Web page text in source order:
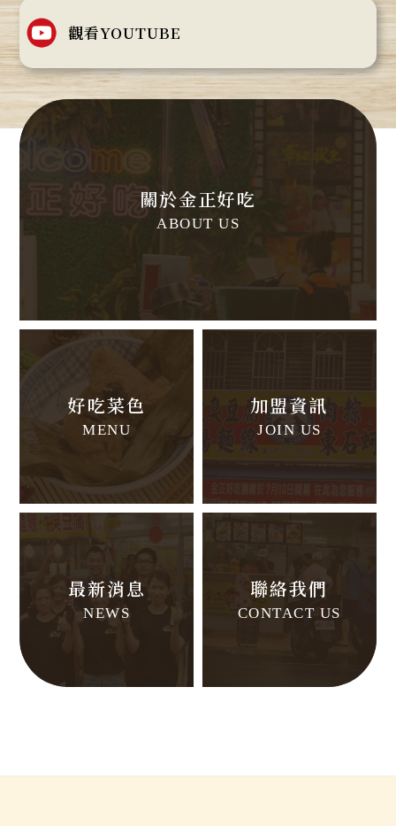
關於金正好吃
ABOUT US
好吃菜色
MENU
加盟資訊
JOIN US
最新消息
NEWS
聯絡我們
CONTACT US
觀看YOUTUBE